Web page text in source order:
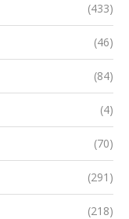
(433)
(46)
(84)
(4)
(70)
(291)
(218)